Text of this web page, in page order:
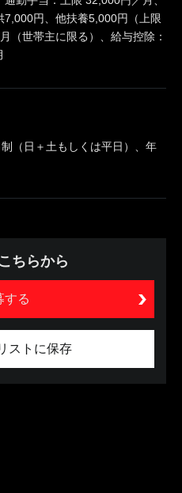
円、他扶養5,000円（上限
（世帯主に限る）、給与控除：
（日＋土もしくは平日）、年
ちらから
する
ストに保存